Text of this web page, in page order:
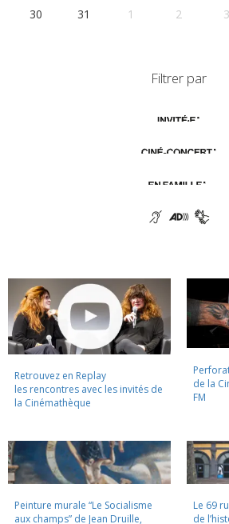
30
31 1 2 3
Filtrer par
Retrouvez en Replay
les rencontres avec les invités de
la Cinémathèque
de la
FM
Peinture murale “Le Socialisme
aux champs” de Jean Druille,
Le 69
de